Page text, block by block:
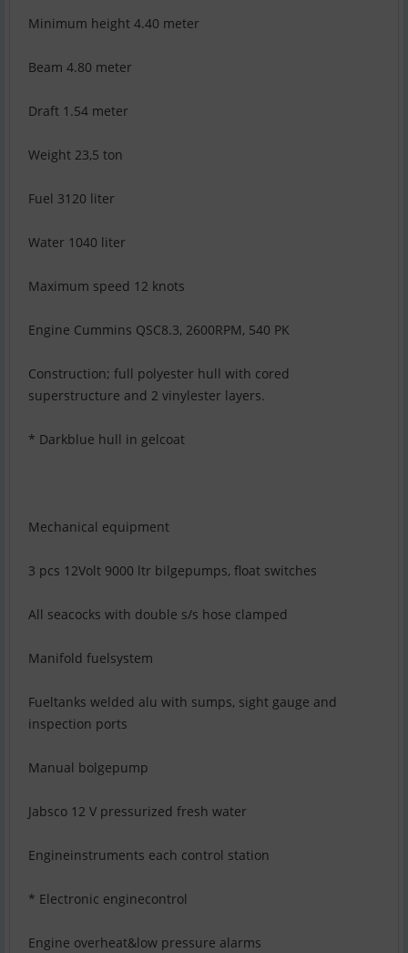
Minimum height 4.40 meter
Beam 4.80 meter
Draft 1.54 meter
Weight 23,5 ton
Fuel 3120 liter
Water 1040 liter
Maximum speed 12 knots
Engine Cummins QSC8.3, 2600RPM, 540 PK
Construction; full polyester hull with cored
superstructure and 2 vinylester layers.
* Darkblue hull in gelcoat
Mechanical equipment
3 pcs 12Volt 9000 ltr bilgepumps, float switches
All seacocks with double s/s hose clamped
Manifold fuelsystem
Fueltanks welded alu with sumps, sight gauge and
inspection ports
Manual bolgepump
Jabsco 12 V pressurized fresh water
Engineinstruments each control station
* Electronic enginecontrol
Engine overheat&low pressure alarms